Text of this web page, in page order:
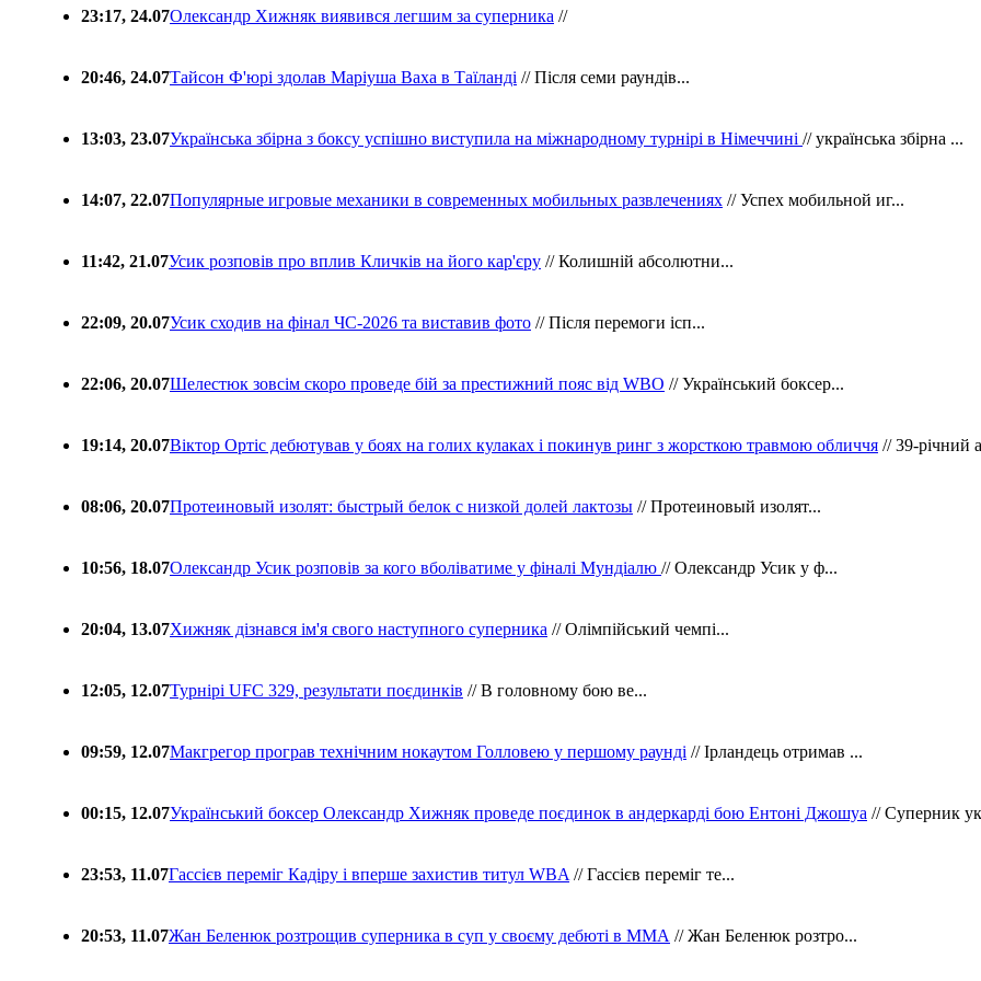
23:17, 24.07Олександр Хижняк виявився легшим за суперника //
20:46, 24.07Тайсон Ф'юрі здолав Маріуша Ваха в Таїланді // Після семи раундів...
13:03, 23.07Українська збірна з боксу успішно виступила на міжнародному турнірі в Німеччині // українська збірна ...
14:07, 22.07Популярные игровые механики в современных мобильных развлечениях // Успех мобильной иг...
11:42, 21.07Усик розповів про вплив Кличків на його кар'єру // Колишній абсолютни...
22:09, 20.07Усик сходив на фінал ЧС-2026 та виставив фото // Після перемоги ісп...
22:06, 20.07Шелестюк зовсім скоро проведе бій за престижний пояс від WBO // Український боксер...
19:14, 20.07Віктор Ортіс дебютував у боях на голих кулаках і покинув ринг з жорсткою травмою обличчя // 39-річний
08:06, 20.07Протеиновый изолят: быстрый белок с низкой долей лактозы // Протеиновый изолят...
10:56, 18.07Олександр Усик розповів за кого вболіватиме у фіналі Мундіалю // Олександр Усик у ф...
20:04, 13.07Хижняк дізнався ім'я свого наступного суперника // Олімпійський чемпі...
12:05, 12.07Турнірі UFC 329, результати поєдинків // В головному бою ве...
09:59, 12.07Макгрегор програв технічним нокаутом Голловею у першому раунді // Ірландець отримав ...
00:15, 12.07Український боксер Олександр Хижняк проведе поєдинок в андеркарді бою Ентоні Джошуа // Суперник
23:53, 11.07Гассієв переміг Кадіру і вперше захистив титул WBA // Гассієв переміг те...
20:53, 11.07Жан Беленюк розтрощив суперника в суп у своєму дебюті в ММА // Жан Беленюк розтро...